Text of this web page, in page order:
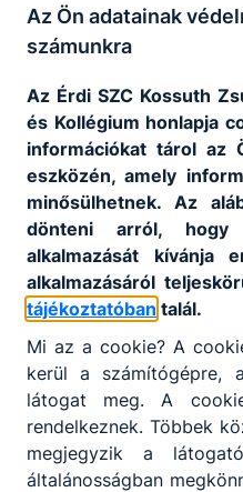
Matematika
Állampolgári ismeretek
Digitális kultúra
Testnevelés
Osztályfőnöki
Komplex
természettudományos
tantárgy
Fizika
Földrajz
Az Ön adatainak
számunkra
Az Érdi SZC Kossuth
és Kollégium honlapja
információkat tárol az
eszközén, amely
minősülhetnek. Az
dönteni arról,
alkalmazását kívánja
alkalmazásáról
tájékoztatóban talál.
Mi az a cookie? A
kerül a számítógépre,
látogat meg. A
rendelkeznek. Többek
megjegyzik a
általánosságban